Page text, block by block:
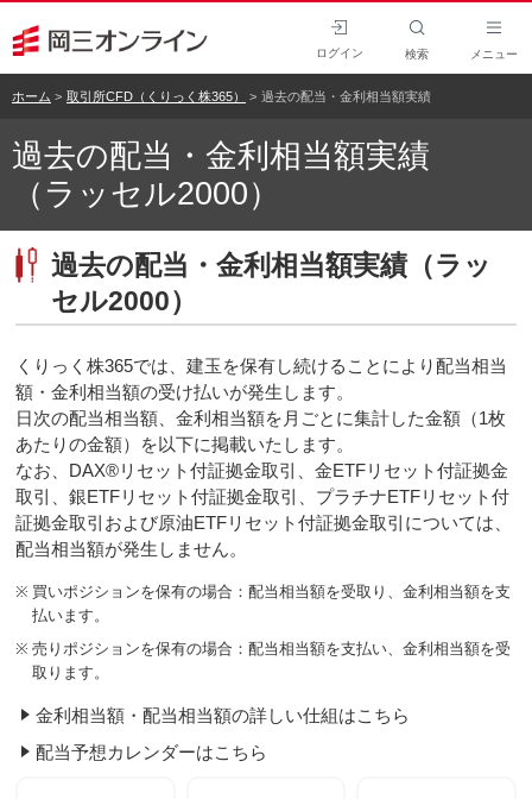
ログイン 検索 メニュー
ホーム 取引所CFD（くりっく株365） 過去の配当・金利相当額実績
過去の配当・金利相当額実績
（ラッセル2000）
過去の配当・金利相当額実績（ラッ
セル2000）
くりっく株365では、建玉を保有し続けることにより配当相当
額・金利相当額の受け払いが発生します。
日次の配当相当額、金利相当額を月ごとに集計した金額（1枚
あたりの金額）を以下に掲載いたします。
なお、DAX®リセット付証拠金取引、金ETFリセット付証拠金
取引、銀ETFリセット付証拠金取引、プラチナETFリセット付
証拠金取引および原油ETFリセット付証拠金取引については、
配当相当額が発生しません。
※ 買いポジションを保有の場合：配当相当額を受取り、金利相当額を支
払います。
※ 売りポジションを保有の場合：配当相当額を支払い、金利相当額を受
取ります。
金利相当額・配当相当額の詳しい仕組はこちら
配当予想カレンダーはこちら